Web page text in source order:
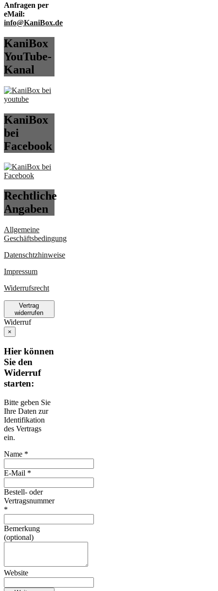
Anfragen per
eMail:
info@KaniBox.de
KaniBox
YouTube-
Kanal
KaniBox
bei
Facebook
Rechtliche
Angaben
Allgemeine
Geschäftsbedingung
Datenschtzhinweise
Impressum
Widerrufsrecht
Vertrag
widerrufen
Widerruf
×
Hier können
Sie den
Widerruf
starten:
Bitte geben Sie
Ihre Daten zur
Identifikation
des Vertrags
ein.
Name *
E-Mail *
Bestell- oder
Vertragsnummer
*
Bemerkung
(optional)
Website